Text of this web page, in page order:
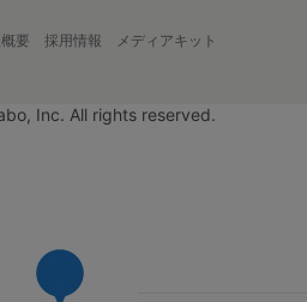
要 採用情報 メディアキット
Inc. All rights reserved.